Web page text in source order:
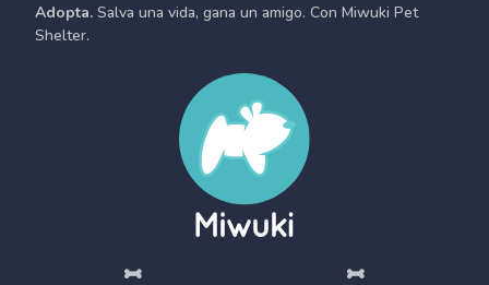
Adopta. Salva una vida, gana un amigo. Con Miwuki Pet
Shelter.